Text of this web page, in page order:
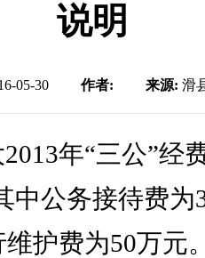
说明
05-30 作者: 来源: 滑
年“三公”经
中公务接待费为
护费为50万元